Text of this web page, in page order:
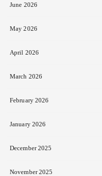
June 2026
May 2026
April 2026
March 2026
February 2026
January 2026
December 2025
November 2025